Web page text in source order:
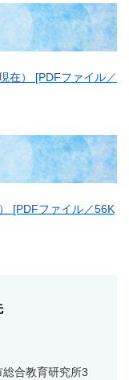
在） [PDFファイル／
[PDFファイル／56K
合教育研究所3